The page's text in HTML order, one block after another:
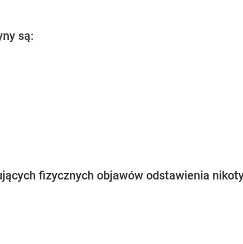
są:
fizycznych objawów odstawienia